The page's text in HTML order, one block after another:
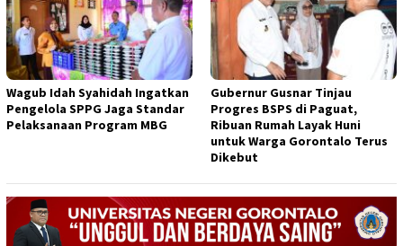
Wagub Idah Syahidah Ingatkan
Pengelola SPPG Jaga Standar
Pelaksanaan Program MBG
Gubernur Gusnar Tinjau
Progres BSPS di Paguat,
Ribuan Rumah Layak Huni
untuk Warga Gorontalo Terus
Dikebut